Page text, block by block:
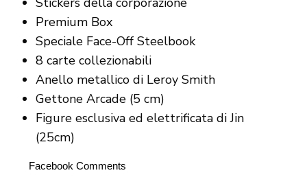
Premium Box
Speciale Face-Off Steelbook
8 carte collezionabili
Anello metallico di Leroy Smith
Gettone Arcade (5 cm)
Figure esclusiva ed elettrificata di Jin
(25cm)
Facebook Comments